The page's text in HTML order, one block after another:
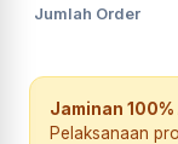
Jumlah Order
Jaminan 100%
Pelaksanaan